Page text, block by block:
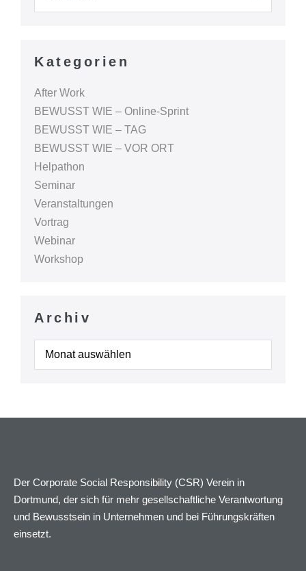
Kategorien
After Work
BEWUSST WIE – Online-Sprint
BEWUSST WIE – TAG
BEWUSST WIE – VOR ORT
Helpathon
Seminar
Veranstaltungen
Vortrag
Webinar
Workshop
Archiv
Der Corporate Social Responsibility (CSR) Verein in
Dortmund, der sich für mehr gesellschaftliche Verantwortung
und Bewusstsein in Unternehmen und bei Führungskräften
einsetzt.